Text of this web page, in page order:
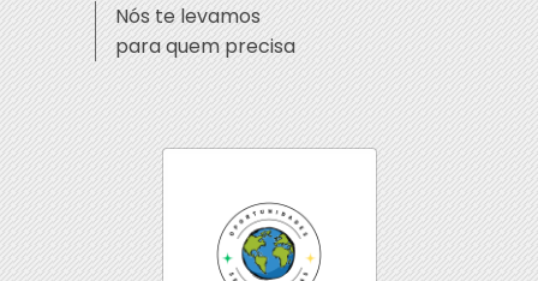
Nós te levamos
para quem precisa